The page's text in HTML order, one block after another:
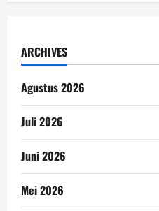
ARCHIVES
Agustus 2026
Juli 2026
Juni 2026
Mei 2026